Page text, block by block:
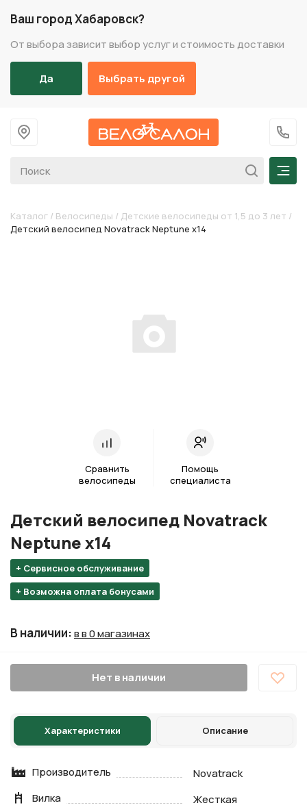
Ваш город Хабаровск?
От выбора зависит выбор услуг и стоимость доставки
Да Выбрать другой
На главную
+7
Каталог / Велосипеды / Детские велосипеды от 1,5 до 3 лет /
Детский велосипед Novatrack Neptune х14
Сравнить
велосипеды
Помощь
специалиста
+ Сервисное обслуживание
+ Возможна оплата бонусами
Детский велосипед Novatrack
Neptune х14
В наличии:в в 0 магазинах
Нет в наличии
Характеристики Описание
Производитель
Novatrack
Вилка
Жесткая